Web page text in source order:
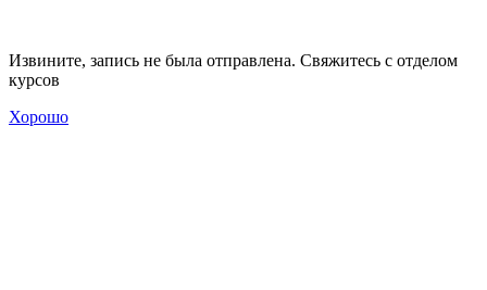
Извините, запись не была отправлена. Свяжитесь с отделом
курсов
Хорошо